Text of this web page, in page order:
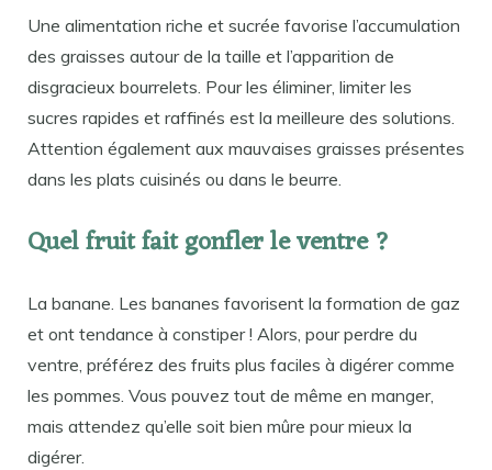
Une alimentation riche et sucrée favorise l’accumulation
des graisses autour de la taille et l’apparition de
disgracieux bourrelets. Pour les éliminer, limiter les
sucres rapides et raffinés est la meilleure des solutions.
Attention également aux mauvaises graisses présentes
dans les plats cuisinés ou dans le beurre.
Quel fruit fait gonfler le ventre ?
La banane. Les bananes favorisent la formation de gaz
et ont tendance à constiper ! Alors, pour perdre du
ventre, préférez des fruits plus faciles à digérer comme
les pommes. Vous pouvez tout de même en manger,
mais attendez qu’elle soit bien mûre pour mieux la
digérer.